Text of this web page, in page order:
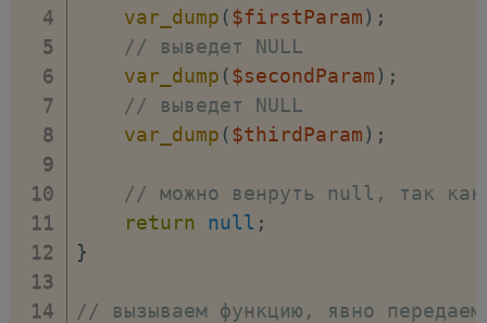
var_dump ($firstParam) ;
// выведет NULL
var_dump ($secondParam) ;
// выведет NULL
var_dump ($thirdParam) ;
// можно венруть null, так
return
null ;
}
// вызываем функцию, явно